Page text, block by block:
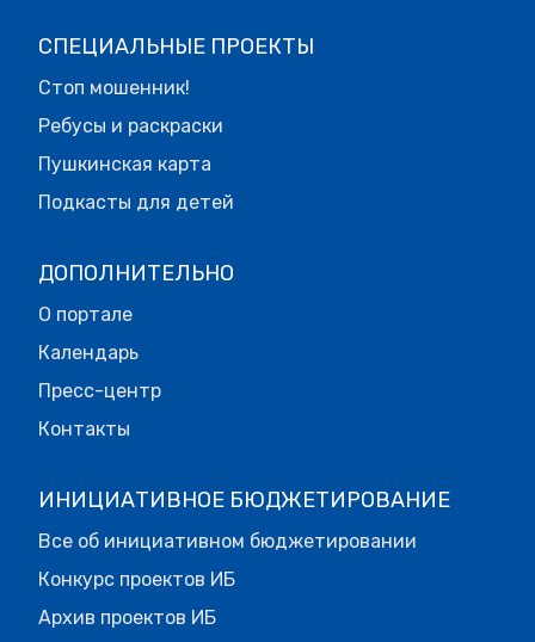
СПЕЦИАЛЬНЫЕ ПРОЕКТЫ
Стоп мошенник!
Ребусы и раскраски
Пушкинская карта
Подкасты для детей
ДОПОЛНИТЕЛЬНО
О портале
Календарь
Пресс-центр
Контакты
ИНИЦИАТИВНОЕ БЮДЖЕТИРОВАНИЕ
Все об инициативном бюджетировании
Конкурс проектов ИБ
Архив проектов ИБ